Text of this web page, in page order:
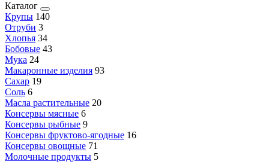
Каталог
Крупы 140
Отруби 3
Хлопья 34
Бобовые 43
Мука 24
Макаронные изделия 93
Сахар 19
Соль 6
Масла растительные 20
Консервы мясные 6
Консервы рыбные 9
Консервы фруктово-ягодные 16
Консервы овощные 71
Молочные продукты 5